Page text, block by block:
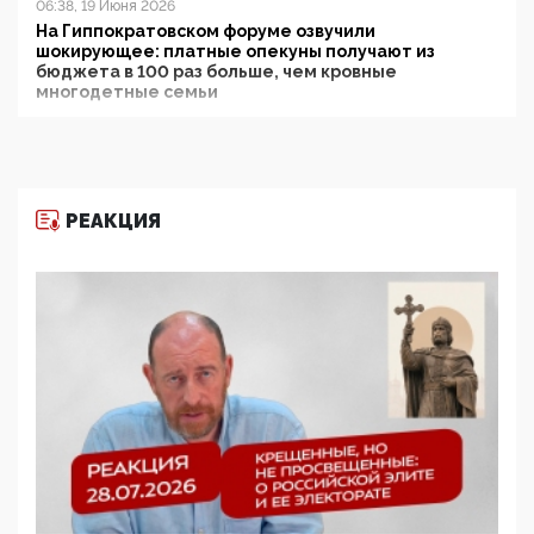
06:38, 19 Июня 2026
На Гиппократовском форуме озвучили
шокирующее: платные опекуны получают из
бюджета в 100 раз больше, чем кровные
многодетные семьи
11:53, 09 Июня 2026
деятельность ИИТО ЮНЕСКО в России, но
цифроглобалисты продолжают определять
повестку в образовании
09:43, 01 Июня 2026
5G за счет здоровья граждан: Минцифры намерено
отобрать у регионов и муниципалитетов право
защищать жилые дома и социальные объекты от
05:58, 26 Мая 2026
Роскомнадзор освободили от борца с
деструктивным и опасным контентом
РЕАКЦИЯ